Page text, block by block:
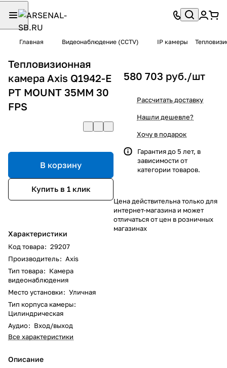
Главная Видеонаблюдение (CCTV) IP камеры
Тепловизионная
камера Axis Q1942-E
PT MOUNT 35MM 30
FPS
В корзину
Купить в 1 клик
Характеристики
Код товара: 29207
Производитель: Axis
Тип товара: Камера
видеонаблюдения
Место установки: Уличная
Тип корпуса камеры:
Цилиндрическая
Аудио: Вход/выход
Все характеристики
Описание
580 703 руб./шт
Рассчитать доставку
Нашли дешевле?
Хочу в подарок
Гарантия до 5 лет, в
зависимости от
категории товаров.
Цена действительна только для
интернет-магазина и может
отличаться от цен в розничных
магазинах